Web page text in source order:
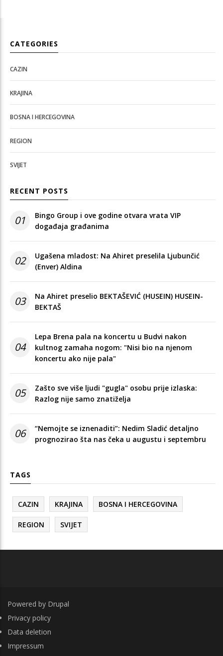
CATEGORIES
CAZIN
KRAJINA
BOSNA I HERCEGOVINA
REGION
SVIJET
RECENT POSTS
01
Bingo Group i ove godine otvara vrata VIP
događaja građanima
02
Ugašena mladost: Na Ahiret preselila Ljubunčić
(Enver) Aldina
03
Na Ahiret preselio BEKTAŠEVIĆ (HUSEIN) HUSEIN-
BEKTAŠ
04
Lepa Brena pala na koncertu u Budvi nakon
kultnog zamaha nogom: "Nisi bio na njenom
koncertu ako nije pala"
05
Zašto sve više ljudi "gugla" osobu prije izlaska:
Razlog nije samo znatiželja
06
“Nemojte se iznenaditi”: Nedim Sladić detaljno
prognozirao šta nas čeka u augustu i septembru
TAGS
CAZIN KRAJINA BOSNA I HERCEGOVINA
REGION SVIJET
Powered by Drupal
FOOTER
Privacy policy
Data deletion
Impressum